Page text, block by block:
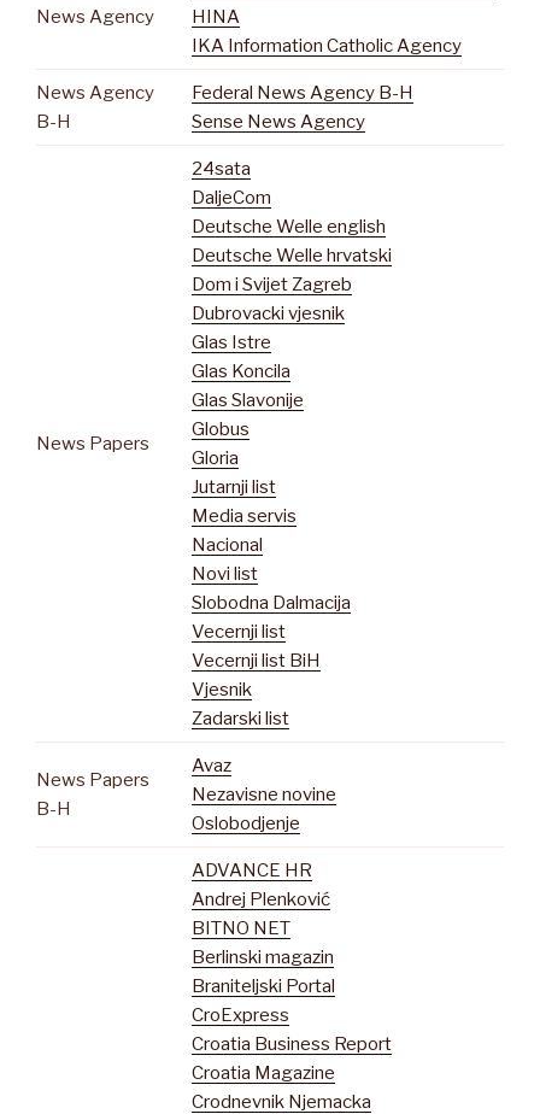
News Agency
HINA
IKA Information Catholic Agency
News Agency
B-H
Federal News Agency B-H
Sense News Agency
News Papers
24sata
DaljeCom
Deutsche Welle english
Deutsche Welle hrvatski
Dom i Svijet Zagreb
Dubrovacki vjesnik
Glas Istre
Glas Koncila
Glas Slavonije
Globus
Gloria
Jutarnji list
Media servis
Nacional
Novi list
Slobodna Dalmacija
Vecernji list
Vecernji list BiH
Vjesnik
Zadarski list
News Papers
B-H
Avaz
Nezavisne novine
Oslobodjenje
ADVANCE HR
Andrej Plenković
BITNO NET
Berlinski magazin
Braniteljski Portal
CroExpress
Croatia Business Report
Croatia Magazine
Crodnevnik Njemacka